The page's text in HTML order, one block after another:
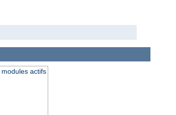
actifs